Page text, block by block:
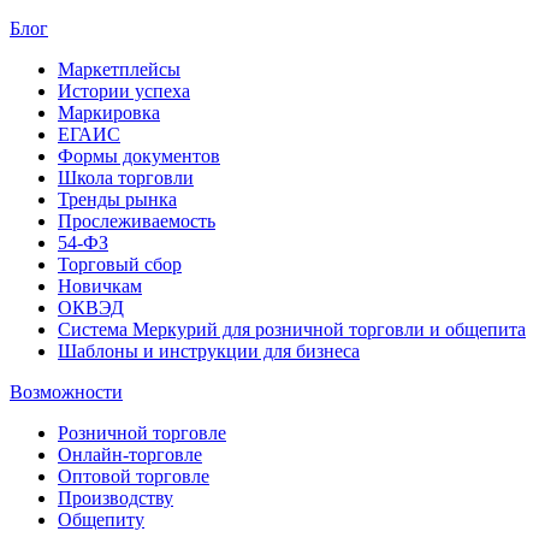
Блог
Маркетплейсы
Истории успеха
Маркировка
ЕГАИС
Формы документов
Школа торговли
Тренды рынка
Прослеживаемость
54-ФЗ
Торговый сбор
Новичкам
ОКВЭД
Система Меркурий для розничной торговли и общепита
Шаблоны и инструкции для бизнеса
Возможности
Розничной торговле
Онлайн-торговле
Оптовой торговле
Производству
Общепиту